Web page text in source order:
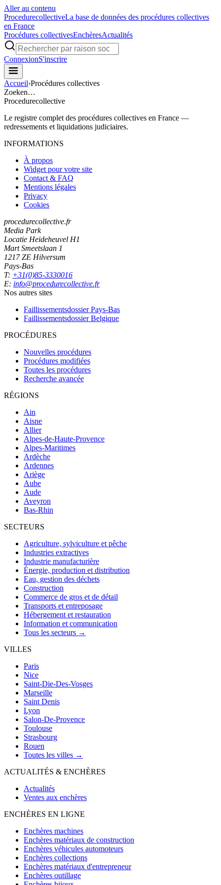
Aller au contenu
ProcedurecollectiveLa base de données des procédures collectives
en France
Procédures collectivesEnchèresActualités
ConnexionS'inscrire
Accueil›Procédures collectives
Zoeken…
Procedurecollective
Le registre complet des procédures collectives en France —
redressements et liquidations judiciaires.
INFORMATIONS
À propos
Widget pour votre site
Contact & FAQ
Mentions légales
Privacy
Cookies
procedurecollective.fr
Media Park
Locatie Heideheuvel H1
Mart Smeetslaan 1
1217 ZE Hilversum
Pays-Bas
T: +31(0)85-3330016
E: info@procedurecollective.fr
Nos autres sites
Faillissementsdossier Pays-Bas
Faillissementsdossier Belgique
PROCÉDURES
Nouvelles procédures
Procédures modifiées
Toutes les procédures
Recherche avancée
RÉGIONS
Ain
Aisne
Allier
Alpes-de-Haute-Provence
Alpes-Maritimes
Ardèche
Ardennes
Ariège
Aube
Aude
Aveyron
Bas-Rhin
SECTEURS
Agriculture, sylviculture et pêche
Industries extractives
Industrie manufacturière
Énergie, production et distribution
Eau, gestion des déchets
Construction
Commerce de gros et de détail
Transports et entreposage
Hébergement et restauration
Information et communication
Tous les secteurs →
VILLES
Paris
Nice
Saint-Die-Des-Vosges
Marseille
Saint Denis
Lyon
Salon-De-Provence
Toulouse
Strasbourg
Rouen
Toutes les villes →
ACTUALITÉS & ENCHÈRES
Actualités
Ventes aux enchères
ENCHÈRES EN LIGNE
Enchères machines
Enchères matériaux de construction
Enchères véhicules automoteurs
Enchères collections
Enchères matériaux d'entrepreneur
Enchères outillage